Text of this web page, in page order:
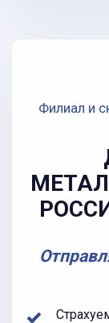
Филиал и